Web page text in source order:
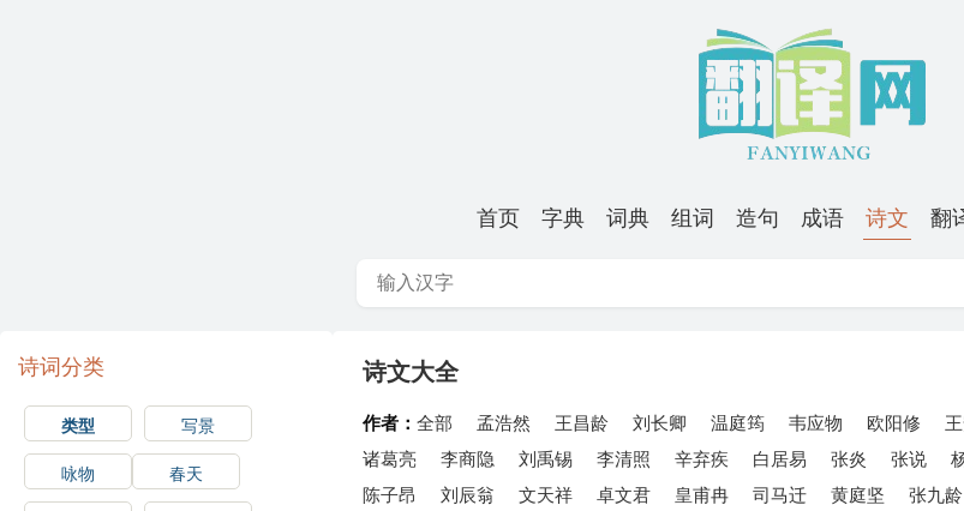
首页 字典 词典 组词 造句 成语 诗文 翻
诗词分类
类型
写景
咏物
春天
诗文大全
作者：全部 孟浩然 王昌龄 刘长卿 温庭筠 韦应物 欧阳修
诸葛亮
李商隐 刘禹锡 李清照 辛弃疾 白居易 张炎 张说
陈子昂
刘辰翁 文天祥 卓文君 皇甫冉 司马迁 黄庭坚 张九龄